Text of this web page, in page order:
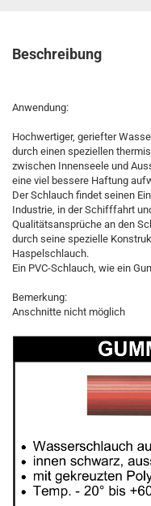
Beschreibung
Anwendung:
Hochwertiger, geriefter
durch einen speziellen
zwischen Innenseele und
eine viel bessere Haftung
Der Schlauch findet seinen
Industrie, in der Schifffahrt
Qualitätsansprüche an den
durch seine spezielle
Haspelschlauch.
Ein PVC-Schlauch, wie ein
Bemerkung:
Anschnitte nicht möglich